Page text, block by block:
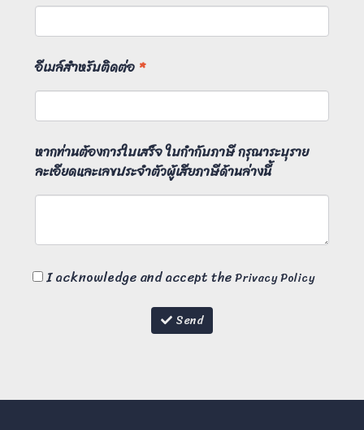
อีเมล์สำหรับติดต่อ *
หากท่านต้องการใบเสร็จ ใบกำกับภาษี กรุณาระบุราย
ละเอียดและเลขประจำตัวผู้เสียภาษีด้านล่างนี้
I acknowledge and accept thePrivacy Policy
Send